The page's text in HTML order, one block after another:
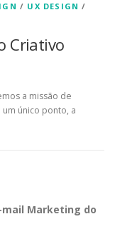
/ UX DESIGN /
Criativo
a missão de
único ponto, a
mail Marketing do